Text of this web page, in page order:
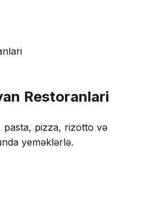
Restoranlari
pasta, pizza, rizotto və
yeməklərlə.